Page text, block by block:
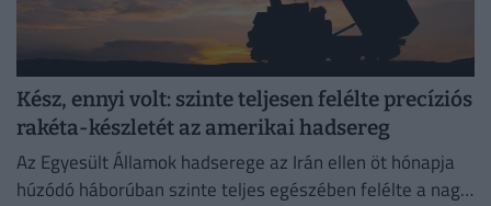
Kész, ennyi volt: szinte teljesen felélte precíziós
rakéta-készletét az amerikai hadsereg
Az Egyesült Államok hadserege az Irán ellen öt hónapja
húzódó háborúban szinte teljes egészében felélte a nagy